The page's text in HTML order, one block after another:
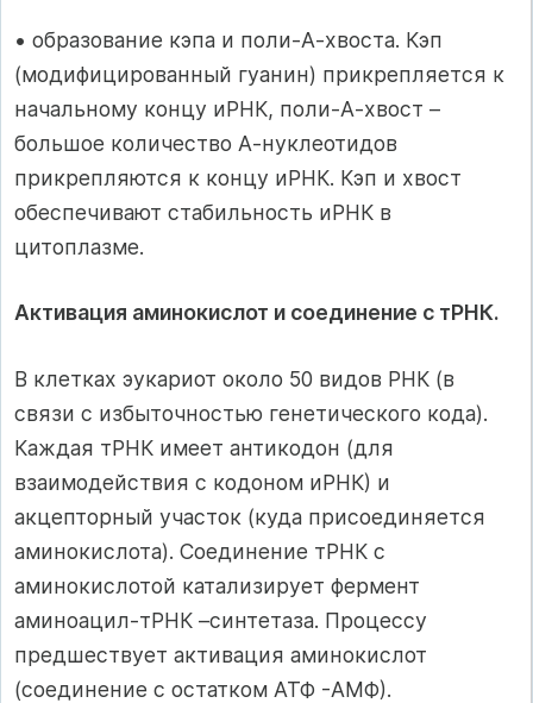
• образование кэпа и поли-А-хвоста. Кэп
(модифицированный гуанин) прикрепляется к
начальному концу иРНК, поли-А-хвост –
большое количество А-нуклеотидов
прикрепляются к концу иРНК. Кэп и хвост
обеспечивают стабильность иРНК в
цитоплазме.
Активация аминокислот и соединение с тРНК.
В клетках эукариот около 50 видов РНК (в
связи с избыточностью генетического кода).
Каждая тРНК имеет антикодон (для
взаимодействия с кодоном иРНК) и
акцепторный участок (куда присоединяется
аминокислота). Соединение тРНК с
аминокислотой катализирует фермент
аминоацил-тРНК –синтетаза. Процессу
предшествует активация аминокислот
(соединение с остатком АТФ -АМФ).